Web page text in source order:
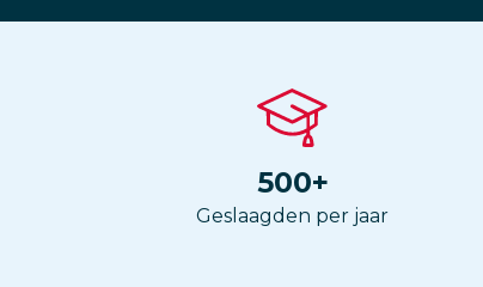
500+
Geslaagden per jaar